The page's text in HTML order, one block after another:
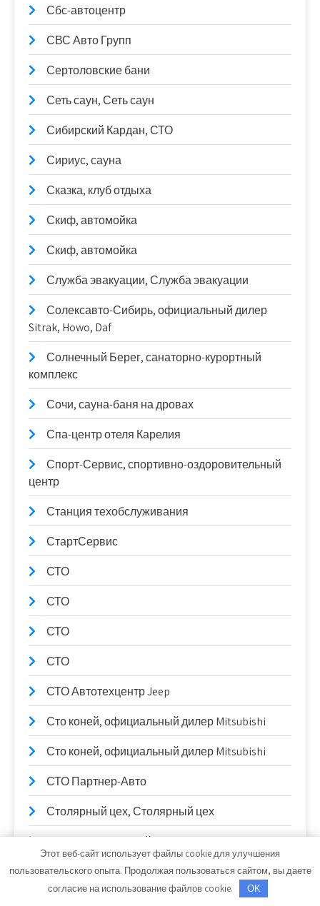
Сбс-автоцентр
СВС Авто Групп
Сертоловские бани
Сеть саун, Сеть саун
Сибирский Кардан, СТО
Сириус, сауна
Сказка, клуб отдыха
Скиф, автомойка
Скиф, автомойка
Служба эвакуации, Служба эвакуации
Солексавто-Сибирь, официальный дилер
Sitrak, Howo, Daf
Солнечный Берег, санаторно-курортный
комплекс
Сочи, сауна-баня на дровах
Спа-центр отеля Карелия
Спорт-Сервис, спортивно-оздоровительный
центр
Станция техобслуживания
СтартСервис
СТО
СТО
СТО
СТО
СТО Автотехцентр Jeep
Сто коней, официальный дилер Mitsubishi
Сто коней, официальный дилер Mitsubishi
СТО Партнер-Авто
Столярный цех, Столярный цех
Сулак, гостиничный комплекс
Сывлах, Баня №2
Этот веб-сайт использует файлы cookie для улучшения
пользовательского опыта. Продолжая пользоваться сайтом, вы даете
согласие на использование файлов cookie.
OK